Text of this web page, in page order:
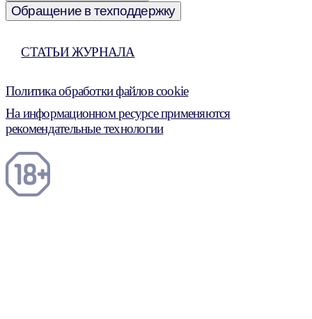
Обращение в техподдержку
СТАТЬИ ЖУРНАЛА
Политика обработки файлов cookie
На информационном ресурсе применяются
рекомендательные технологии